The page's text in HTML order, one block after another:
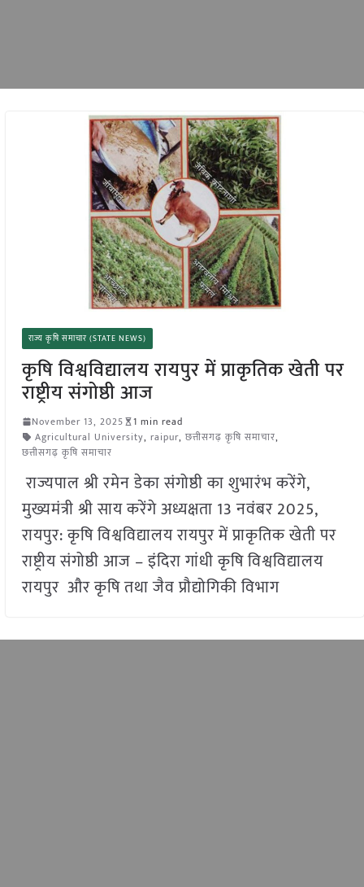
राज्य कृषि समाचार (STATE NEWS)
कृषि विश्वविद्यालय रायपुर में प्राकृतिक खेती पर
राष्ट्रीय संगोष्ठी आज
November 13, 2025
1 min read
Agricultural University, raipur, छत्तीसगढ़ कृषि समाचार,
छत्तीसगढ़ कृषि समाचार
राज्यपाल श्री रमेन डेका संगोष्ठी का शुभारंभ करेंगे,
मुख्यमंत्री श्री साय करेंगे अध्यक्षता 13 नवंबर 2025,
रायपुर: कृषि विश्वविद्यालय रायपुर में प्राकृतिक खेती पर
राष्ट्रीय संगोष्ठी आज – इंदिरा गांधी कृषि विश्वविद्यालय
रायपुर और कृषि तथा जैव प्रौद्योगिकी विभाग